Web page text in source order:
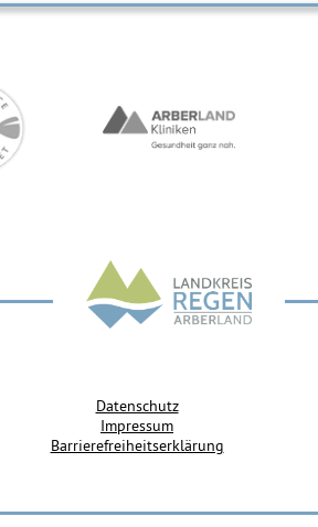
Datenschutz
Impressum
Barrierefreiheitserklärung